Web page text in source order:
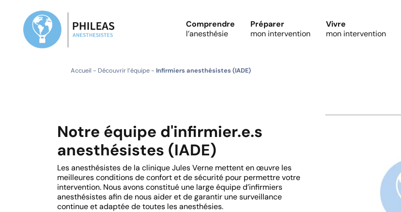
Comprendre
l’anesthésie
Préparer
mon intervention
Vivre
mon intervention
Accueil - Découvrir l’équipe - Infirmiers anesthésistes (IADE)
Notre équipe d'infirmier.e.s
anesthésistes (IADE)
Les anesthésistes de la clinique Jules Verne mettent en œuvre les
meilleures conditions de confort et de sécurité pour permettre votre
intervention. Nous avons constitué une large équipe d’infirmiers
anesthésistes afin de nous aider et de garantir une surveillance
continue et adaptée de toutes les anesthésies.